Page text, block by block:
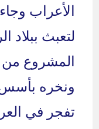
الأعراب
لتعبث ببلاد
المشروع من
ونخره
تفجر في